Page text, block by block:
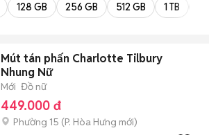
128 GB 256 GB 512 GB 1 TB
Mút tán phấn Charlotte Tilbury
Nhung Nữ
Mới Đồ nữ
449.000 đ
Phường 15 (P. Hòa Hưng mới)